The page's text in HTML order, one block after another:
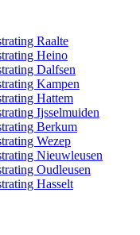
Raalte
Heino
Dalfsen
Kampen
Hattem
Ijsselmuiden
Berkum
Wezep
Nieuwleusen
Oudleusen
Hasselt